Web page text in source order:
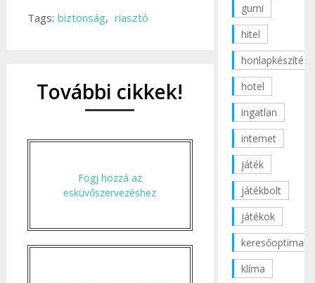
Tags: biztonság, riasztó
További cikkek!
Fogj hozzá az
esküvőszervezéshez
gumi
hitel
honlapkészítés
hotel
ingatlan
internet
játék
játékbolt
játékok
klíma